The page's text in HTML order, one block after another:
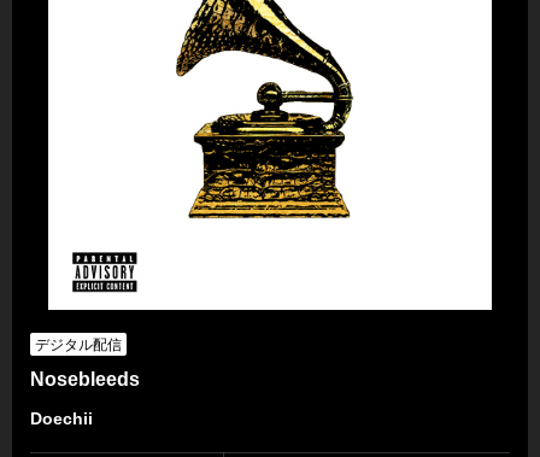
デジタル配信
Nosebleeds
Doechii